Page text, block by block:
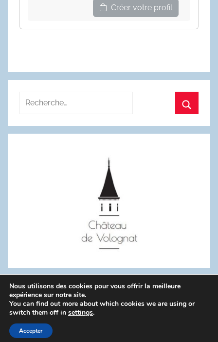
Créer votre profil
Recherche
:
WordPress Theme: Donovan by ThemeZee.
Politique de confidentialité
Nous utilisons des cookies pour vous offrir la meilleure
expérience sur notre site.
You can find out more about which cookies we are using or
switch them off in settings.
Accepter